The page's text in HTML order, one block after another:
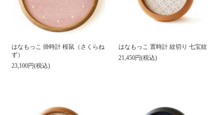
はなもっこ 掛時計 桜鼠（さくらね
ず）
23,100円(税込)
はなもっこ 置時計 紋切り 七宝紋
21,450円(税込)